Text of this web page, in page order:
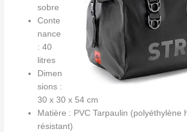
sobre
Conte
nance
: 40
litres
Dimen
sions :
30 x 30 x 54 cm
Matière : PVC Tarpaulin (polyéthylène
résistant)